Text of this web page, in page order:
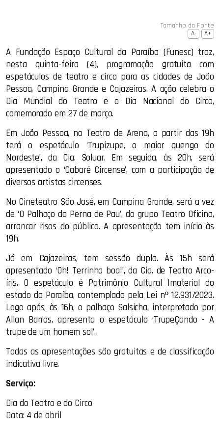
Tamanho da Fonte
A- A+
A Fundação Espaço Cultural da Paraíba (Funesc) traz,
nesta quinta-feira (4), programação gratuita com
espetáculos de teatro e circo para as cidades de João
Pessoa, Campina Grande e Cajazeiras. A ação celebra o
Dia Mundial do Teatro e o Dia Nacional do Circo,
comemorado em 27 de março.
Em João Pessoa, no Teatro de Arena, a partir das 19h
terá o espetáculo ‘Trupizupe, o maior quengo do
Nordeste’, da Cia. Soluar. Em seguida, às 20h, será
apresentado o ‘Cabaré Circense’, com a participação de
diversos artistas circenses.
No Cineteatro São José, em Campina Grande, será a vez
de ‘O Palhaço da Perna de Pau’, do grupo Teatro Oficina,
arrancar risos do público. A apresentação tem início às
19h.
Já em Cajazeiras, tem sessão dupla. Às 15h será
apresentado ‘Oh! Terrinha boa!’, da Cia. de Teatro Arco-
íris. O espetáculo é Patrimônio Cultural Imaterial do
estado da Paraíba, contemplado pela Lei nº 12.931/2023.
Logo após, às 16h, o palhaço Salsicha, interpretado por
Allan Barros, apresenta o espetáculo ‘TrupeÇando - A
trupe de um homem sol’.
Todas as apresentações são gratuitas e de classificação
indicativa livre.
Serviço:
Dia do Teatro e do Circo
Data: 4 de abril